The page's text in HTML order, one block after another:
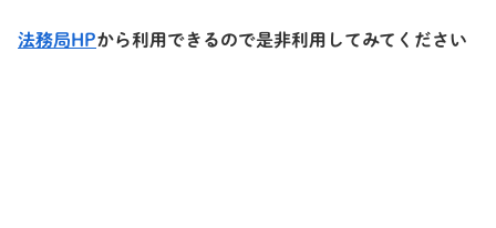
法務局HPから利用できるので是非利用してみてください